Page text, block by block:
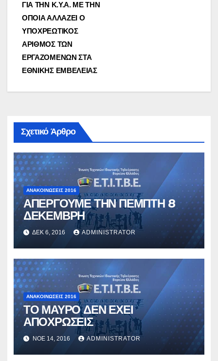
ΓΙΑ ΤΗΝ Κ.Υ.Α. ΜΕ ΤΗΝ
ΟΠΟΙΑ ΑΛΛΑΖΕΙ Ο
ΥΠΟΧΡΕΩΤΙΚΟΣ
ΑΡΙΘΜΟΣ ΤΩΝ
ΕΡΓΑΖΟΜΕΝΩΝ ΣΤΑ
ΕΘΝΙΚΗΣ ΕΜΒΕΛΕΙΑΣ
Σχετικό Άρθρο
ΑΝΑΚΟΙΝΏΣΕΙΣ 2016
ΑΠΕΡΓΟΥΜΕ ΤΗΝ ΠΕΜΠΤΗ 8
ΔΕΚΕΜΒΡΗ
ΔΕΚ 6, 2016 ADMINISTRATOR
ΑΝΑΚΟΙΝΏΣΕΙΣ 2016
ΤΟ ΜΑΥΡΟ ΔΕΝ ΕΧΕΙ
ΑΠΟΧΡΩΣΕΙΣ
ΝΟΈ 14, 2016 ADMINISTRATOR